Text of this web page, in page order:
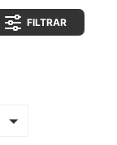
FILTRAR